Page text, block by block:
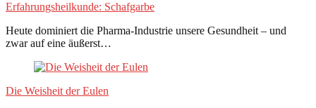
Erfahrungsheilkunde: Schafgarbe
Heute dominiert die Pharma-Industrie unsere Gesundheit – und
zwar auf eine äußerst…
Die Weisheit der Eulen